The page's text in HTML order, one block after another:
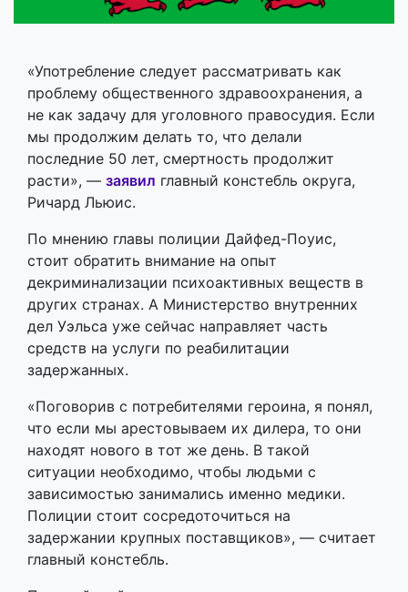
«Употребление следует рассматривать как
проблему общественного здравоохранения, а
не как задачу для уголовного правосудия. Если
мы продолжим делать то, что делали
последние 50 лет, смертность продолжит
расти», — заявил главный констебль округа,
Ричард Льюис.
По мнению главы полиции Дайфед-Поуис,
стоит обратить внимание на опыт
декриминализации психоактивных веществ в
других странах. А Министерство внутренних
дел Уэльса уже сейчас направляет часть
средств на услуги по реабилитации
задержанных.
«Поговорив с потребителями героина, я понял,
что если мы арестовываем их дилера, то они
находят нового в тот же день. В такой
ситуации необходимо, чтобы людьми с
зависимостью занимались именно медики.
Полиции стоит сосредоточиться на
задержании крупных поставщиков», — считает
главный констебль.